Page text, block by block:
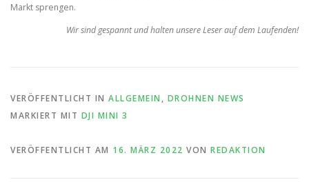
Markt sprengen.
Wir sind gespannt und halten unsere Leser auf dem Laufenden!
VERÖFFENTLICHT IN ALLGEMEIN , DROHNEN NEWS
MARKIERT MIT DJI MINI 3
VERÖFFENTLICHT AM 16. MÄRZ 2022 VON REDAKTION